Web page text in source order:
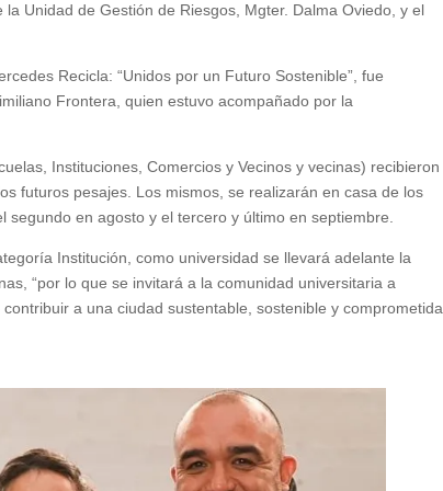
Unidad de Gestión de Riesgos, Mgter. Dalma Oviedo, y el
Recicla: “Unidos por un Futuro Sostenible”, fue
Frontera, quien estuvo acompañado por la
Instituciones, Comercios y Vecinos y vecinas) recibieron
futuros pesajes. Los mismos, se realizarán en casa de los
en agosto y el tercero y último en septiembre.
Institución, como universidad se llevará adelante la
“por lo que se invitará a la comunidad universitaria a
a una ciudad sustentable, sostenible y comprometida